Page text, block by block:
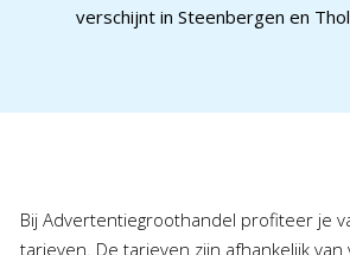
verschijnt in Steenbergen en
Bij Advertentiegroothandel profiteer je
tarieven. De tarieven zijn afhankelijk van